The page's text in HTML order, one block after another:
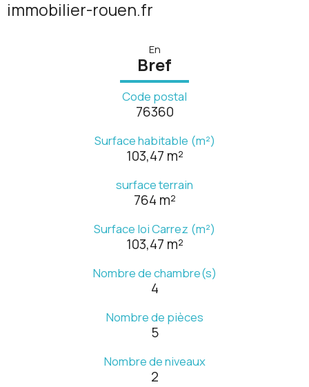
immobilier-rouen.fr
En
Bref
Code postal
76360
Surface habitable (m²)
103,47 m²
surface terrain
764 m²
Surface loi Carrez (m²)
103,47 m²
Nombre de chambre(s)
4
Nombre de pièces
5
Nombre de niveaux
2